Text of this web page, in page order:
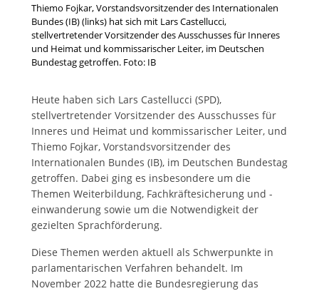
Thiemo Fojkar, Vorstandsvorsitzender des Internationalen
Bundes (IB) (links) hat sich mit Lars Castellucci,
stellvertretender Vorsitzender des Ausschusses für Inneres
und Heimat und kommissarischer Leiter, im Deutschen
Bundestag getroffen. Foto: IB
Heute haben sich Lars Castellucci (SPD),
stellvertretender Vorsitzender des Ausschusses für
Inneres und Heimat und kommissarischer Leiter, und
Thiemo Fojkar, Vorstandsvorsitzender des
Internationalen Bundes (IB), im Deutschen Bundestag
getroffen. Dabei ging es insbesondere um die
Themen Weiterbildung, Fachkräftesicherung und -
einwanderung sowie um die Notwendigkeit der
gezielten Sprachförderung.
Diese Themen werden aktuell als Schwerpunkte in
parlamentarischen Verfahren behandelt. Im
November 2022 hatte die Bundesregierung das